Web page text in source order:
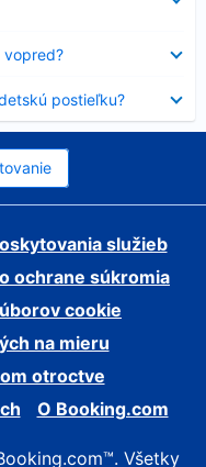
vopred?
postieľku?
služieb
ochrane súkromia
cookie
na mieru
otroctve
O Booking.com
Všetky